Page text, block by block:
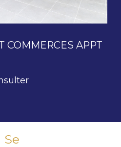
COMMERCES APPT
Se